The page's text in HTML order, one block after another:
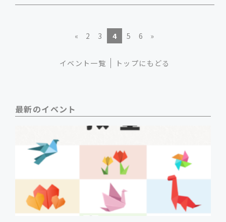
« 2 3 4 5 6 »
イベント一覧 トップにもどる
最新のイベント